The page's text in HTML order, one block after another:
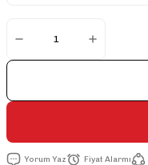
Yorum Yaz Fiyat Alarmı